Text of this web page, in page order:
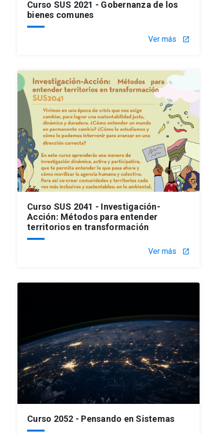
Curso SUS 2021 - Gobernanza de los
bienes comunes
Ver más launch
Curso SUS 2041 - Investigación-
Acción: Métodos para entender
territorios en transformación
Ver más launch
Curso 2052 - Pensando en Sistemas